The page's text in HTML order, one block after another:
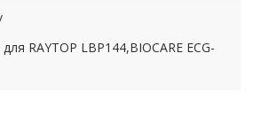
RAYTOP LBP144,BIOCARE ECG-